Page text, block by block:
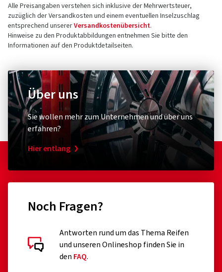
Alle Preisangaben verstehen sich inklusive der Mehrwertsteuer,
zuzüglich der Versandkosten und einem eventuellen Inselzuschlag
entsprechend unsererVersandkostenübersicht.
Hinweise zu den Produktabbildungen entnehmen Sie bitte den
Informationen auf den Produktdetailseiten.
Über uns
Sie wollen mehr zum Unternehmen und über uns
erfahren?
Hier entlang
Noch Fragen?
Antworten rund um das Thema Reifen
und unseren Onlineshop finden Sie in
den FAQ.